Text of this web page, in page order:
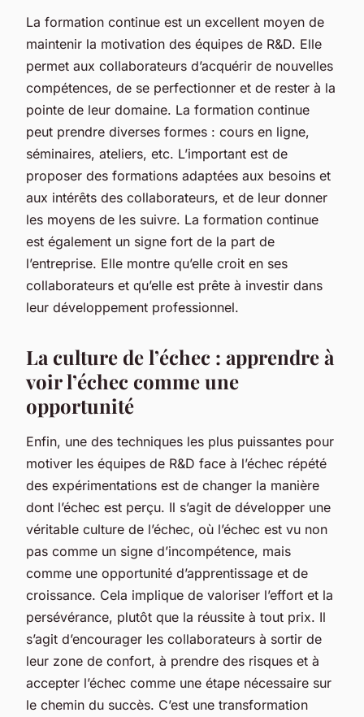
La formation continue est un excellent moyen de
maintenir la motivation des équipes de R&D. Elle
permet aux collaborateurs d’acquérir de nouvelles
compétences, de se perfectionner et de rester à la
pointe de leur domaine. La formation continue
peut prendre diverses formes : cours en ligne,
séminaires, ateliers, etc. L’important est de
proposer des formations adaptées aux besoins et
aux intérêts des collaborateurs, et de leur donner
les moyens de les suivre. La formation continue
est également un signe fort de la part de
l’entreprise. Elle montre qu’elle croit en ses
collaborateurs et qu’elle est prête à investir dans
leur développement professionnel.
La culture de l’échec : apprendre à
voir l’échec comme une
opportunité
Enfin, une des techniques les plus puissantes pour
motiver les équipes de R&D face à l’échec répété
des expérimentations est de changer la manière
dont l’échec est perçu. Il s’agit de développer une
véritable culture de l’échec, où l’échec est vu non
pas comme un signe d’incompétence, mais
comme une opportunité d’apprentissage et de
croissance. Cela implique de valoriser l’effort et la
persévérance, plutôt que la réussite à tout prix. Il
s’agit d’encourager les collaborateurs à sortir de
leur zone de confort, à prendre des risques et à
accepter l’échec comme une étape nécessaire sur
le chemin du succès. C’est une transformation